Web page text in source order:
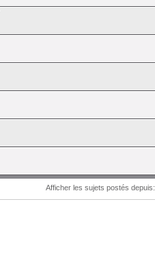
Afficher les sujets postés depuis: